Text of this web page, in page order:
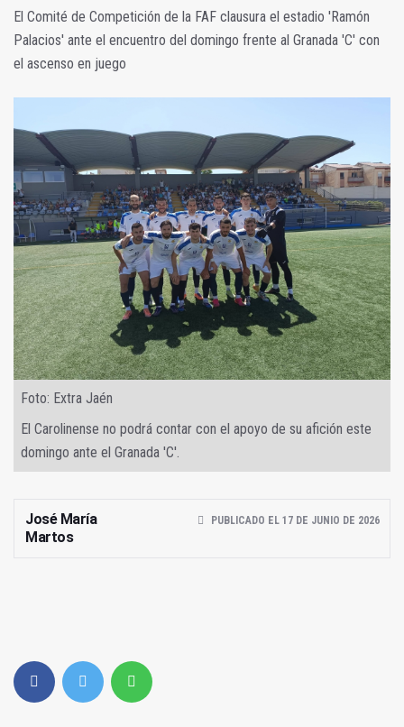
El Comité de Competición de la FAF clausura el estadio 'Ramón
Palacios' ante el encuentro del domingo frente al Granada 'C' con
el ascenso en juego
Foto: Extra Jaén
El Carolinense no podrá contar con el apoyo de su afición este
domingo ante el Granada 'C'.
José María
Martos
PUBLICADO EL 17 DE JUNIO DE 2026